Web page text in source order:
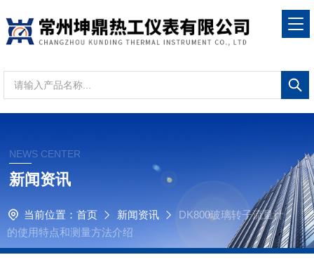
NEWS CENTER
新闻资讯
当前位置： 首页 新闻资讯
DK800玻璃转子流量计
的使用特点和测量方法介绍